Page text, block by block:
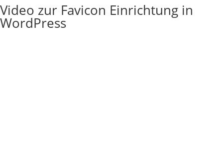
Video zur Favicon Einrichtung in
WordPress